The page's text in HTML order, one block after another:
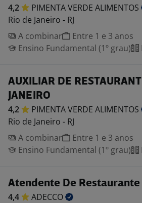
4,2 PIMENTA VERDE ALIMENTOS
Rio de Janeiro - RJ
A combinar
Entre 1 e 3 anos
Ensino Fundamental (1º grau)
AUXILIAR DE
JANEIRO
4,2 PIMENTA VERDE ALIMENTOS
Rio de Janeiro - RJ
A combinar
Entre 1 e 3 anos
Ensino Fundamental (1º grau)
Atendente De Restaurante
4,4
ADECCO